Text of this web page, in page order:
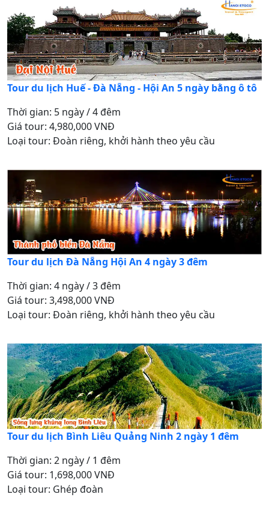
Tour du lịch Huế - Đà Nẵng - Hội An 5 ngày bằng ô tô
Thời gian: 5 ngày / 4 đêm
Giá tour: 4,980,000 VNĐ
Loại tour: Đoàn riêng, khởi hành theo yêu cầu
Tour du lịch Đà Nẵng Hội An 4 ngày 3 đêm
Thời gian: 4 ngày / 3 đêm
Giá tour: 3,498,000 VNĐ
Loại tour: Đoàn riêng, khởi hành theo yêu cầu
Tour du lịch Bình Liêu Quảng Ninh 2 ngày 1 đêm
Thời gian: 2 ngày / 1 đêm
Giá tour: 1,698,000 VNĐ
Loại tour: Ghép đoàn